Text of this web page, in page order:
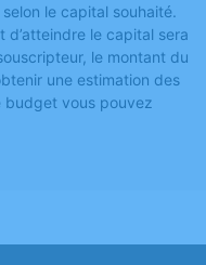
le capital souhaité.
le capital sera
le montant du
une estimation des
budget vous pouvez